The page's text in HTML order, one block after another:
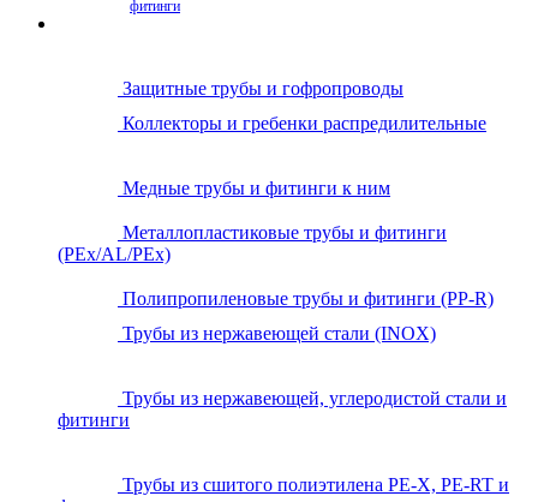
фитинги
Защитные трубы и гофропроводы
Коллекторы и гребенки распредилительные
Медные трубы и фитинги к ним
Металлопластиковые трубы и фитинги
(PEx/AL/PEx)
Полипропиленовые трубы и фитинги (PP-R)
Трубы из нержавеющей стали (INOX)
Трубы из нержавеющей, углеродистой стали и
фитинги
Трубы из сшитого полиэтилена PE-X, PE-RT и